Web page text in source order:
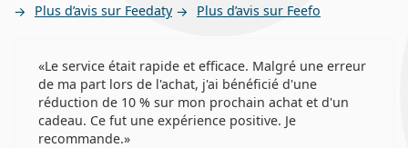
Plus d’avis sur Feedaty Plus d’avis sur Feefo
Le service était rapide et efficace. Malgré une erreur
de ma part lors de l'achat, j'ai bénéficié d'une
réduction de 10 % sur mon prochain achat et d'un
cadeau. Ce fut une expérience positive. Je
recommande.